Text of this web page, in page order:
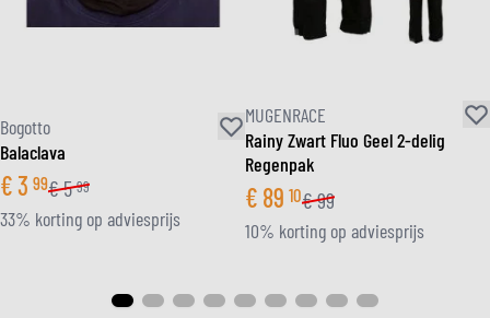
Bogotto
Balaclava
€3 99€5 99
33% korting op adviesprijs
MUGENRACE
Rainy Zwart Fluo Geel 2-delig
Regenpak
€ 89 10€99
10% korting op adviesprijs